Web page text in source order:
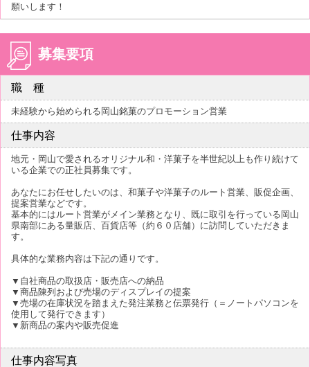
願いします！
募集要項
職 種
未経験から始められる岡山銘菓のプロモーション営業
仕事内容
地元・岡山で愛されるオリジナル和・洋菓子を半世紀以上も作り続けて
いる企業での正社員募集です。
あなたにお任せしたいのは、和菓子や洋菓子のルート営業、販促企画、
提案営業などです。
基本的にはルート営業がメイン業務となり、既に取引を行っている岡山
県南部にある量販店、百貨店等（約６０店舗）に訪問していただきま
す。
具体的な業務内容は下記の通りです。
▼自社商品の取扱店・販売店への納品
▼商品陳列および売場のディスプレイの提案
▼売場の在庫状況を踏まえた発注業務と伝票発行（＝ノートパソコンを
使用して発行できます）
▼新商品の案内や販売促進
仕事内容写真